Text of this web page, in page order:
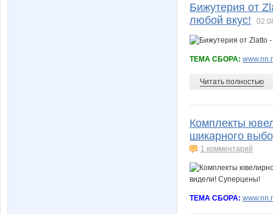
Бижутерия от
любой вкус!
ТЕМА СБОРА:
Читать полностью
Комплекты
шикарного
1 комментарий
ТЕМА СБОРА: